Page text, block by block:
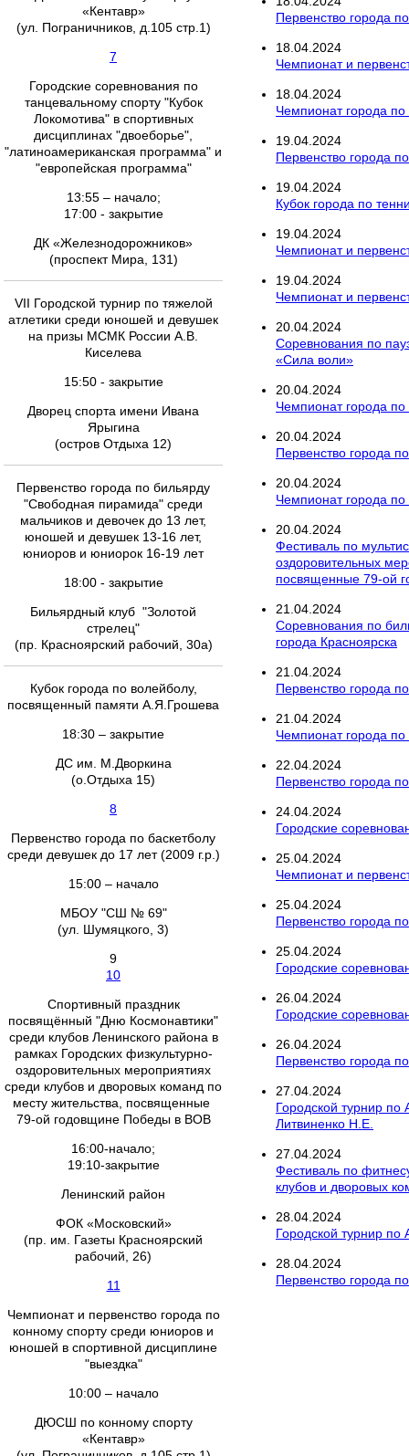
«Кентавр»
(ул. Пограничников, д.105 стр.1)
7
Городские соревнования по
танцевальному спорту "Кубок
Локомотива" в спортивных
дисциплинах "двоеборье",
"латиноамериканская программа" и
"европейская программа"
13:55 – начало;
17:00 - закрытие
ДК «Железнодорожников»
(проспект Мира, 131)
VII Городской турнир по тяжелой
атлетики среди юношей и девушек
на призы МСМК России А.В.
Киселева
15:50 - закрытие
Дворец спорта имени Ивана
Ярыгина
(остров Отдыха 12)
Первенство города по бильярду
"Свободная пирамида" среди
мальчиков и девочек до 13 лет,
юношей и девушек 13-16 лет,
юниоров и юниорок 16-19 лет
18:00 - закрытие
Бильярдный клуб "Золотой
стрелец"
(пр. Красноярский рабочий, 30а)
Кубок города по волейболу,
посвященный памяти А.Я.Грошева
18:30 – закрытие
ДС им. М.Дворкина
(о.Отдыха 15)
8
Первенство города по баскетболу
среди девушек до 17 лет (2009 г.р.)
15:00 – начало
МБОУ "СШ № 69"
(ул. Шумяцкого, 3)
9
10
Спортивный праздник
посвящённый "Дню Космонавтики"
среди клубов Ленинского района в
рамках Городских физкультурно-
оздоровительных мероприятиях
среди клубов и дворовых команд по
месту жительства, посвященные
79-ой годовщине Победы в ВОВ
16:00-начало;
19:10-закрытие
Ленинский район
ФОК «Московский»
(пр. им. Газеты Красноярский
рабочий, 26)
11
Чемпионат и первенство города по
конному спорту среди юниоров и
юношей в спортивной дисциплине
"выездка"
10:00 – начало
ДЮСШ по конному спорту
«Кентавр»
Первенство города
18.04.2024
Чемпионат и
18.04.2024
Чемпионат города
19.04.2024
Первенство города
19.04.2024
Кубок города по
19.04.2024
Чемпионат и
19.04.2024
Чемпионат и
20.04.2024
Соревнования по
«Сила воли»
20.04.2024
Чемпионат города
20.04.2024
Первенство города
20.04.2024
Чемпионат города
20.04.2024
Фестиваль по
оздоровительных
посвященные 79-ой
21.04.2024
Соревнования по
города Красноярска
21.04.2024
Первенство города
21.04.2024
Чемпионат города
22.04.2024
Первенство города
24.04.2024
Городские
25.04.2024
Чемпионат и
25.04.2024
Первенство города
25.04.2024
Городские
26.04.2024
Городские
26.04.2024
Первенство города
27.04.2024
Городской турнир
Литвиненко Н.Е.
27.04.2024
Фестиваль по
клубов и дворовых
28.04.2024
Городской турнир
28.04.2024
Первенство города